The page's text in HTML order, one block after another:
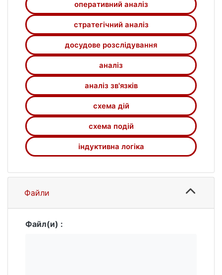
оперативний аналіз
стратегічний аналіз
досудове розслідування
аналіз
аналіз зв'язків
схема дій
схема подій
індуктивна логіка
Файли
Файл(и) :